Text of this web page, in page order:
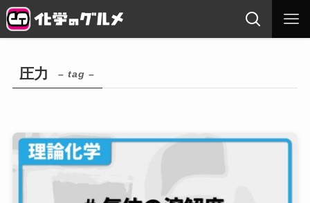
圧力 – tag –